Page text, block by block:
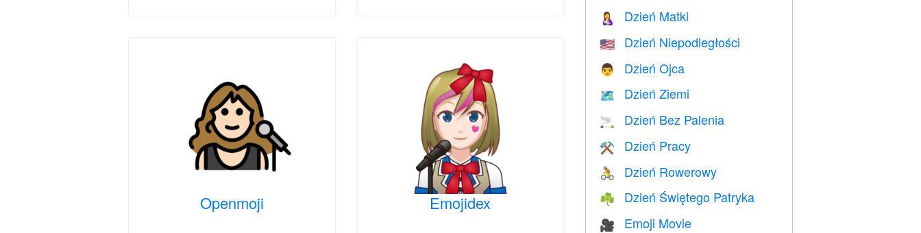
Openmoji Emojidex
🤱 Dzień Matki
🇺🇸 Dzień Niepodległości
👨 Dzień Ojca
🗺️ Dzień Ziemi
🚬 Dzień Bez Palenia
⚒️ Dzień Pracy
🚴 Dzień Rowerowy
☘️ Dzień Świętego Patryka
🎥 Emoji Movie